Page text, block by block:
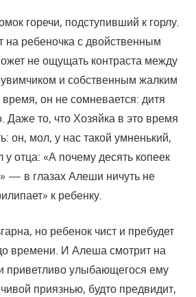
горечи, подступивший к горлу.
на ребеночка с двойственным
не ощущать контраста между
и собственным жалким
он не сомневается: дитя
Даже то, что Хозяйка в это время
он, мол, у нас такой умненький,
у отца: «А почему десять копеек
— в глазах Алеши ничуть не
к ребенку.
но ребенок чист и пребудет
времени. И Алеша смотрит на
приветливо улыбающегося ему
приязнью, будто предвидит,